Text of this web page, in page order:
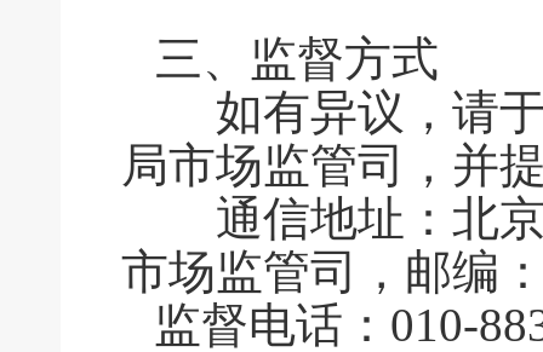
三、监督方式
如有异议，请于
局市场监管司，并
通信地址：北京
市场监管司，邮编
监督电话：010-